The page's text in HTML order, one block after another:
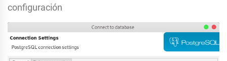
configuración